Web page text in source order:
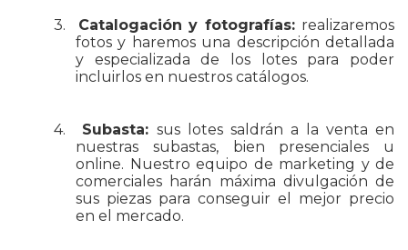
3. Catalogación y fotografías: realizaremos
fotos y haremos una descripción detallada
y especializada de los lotes para poder
incluirlos en nuestros catálogos.
4. Subasta: sus lotes saldrán a la venta en
nuestras subastas, bien presenciales u
online. Nuestro equipo de marketing y de
comerciales harán máxima divulgación de
sus piezas para conseguir el mejor precio
en el mercado.